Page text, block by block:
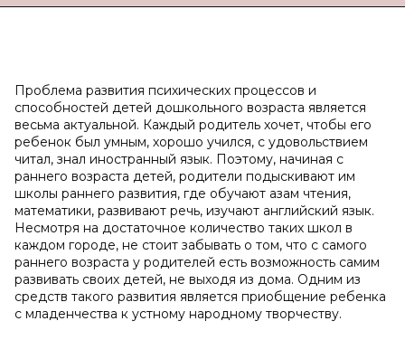
Проблема развития психических процессов и
способностей детей дошкольного возраста является
весьма актуальной. Каждый родитель хочет, чтобы его
ребенок был умным, хорошо учился, с удовольствием
читал, знал иностранный язык. Поэтому, начиная с
раннего возраста детей, родители подыскивают им
школы раннего развития, где обучают азам чтения,
математики, развивают речь, изучают английский язык.
Несмотря на достаточное количество таких школ в
каждом городе, не стоит забывать о том, что с самого
раннего возраста у родителей есть возможность самим
развивать своих детей, не выходя из дома. Одним из
средств такого развития является приобщение ребенка
с младенчества к устному народному творчеству.